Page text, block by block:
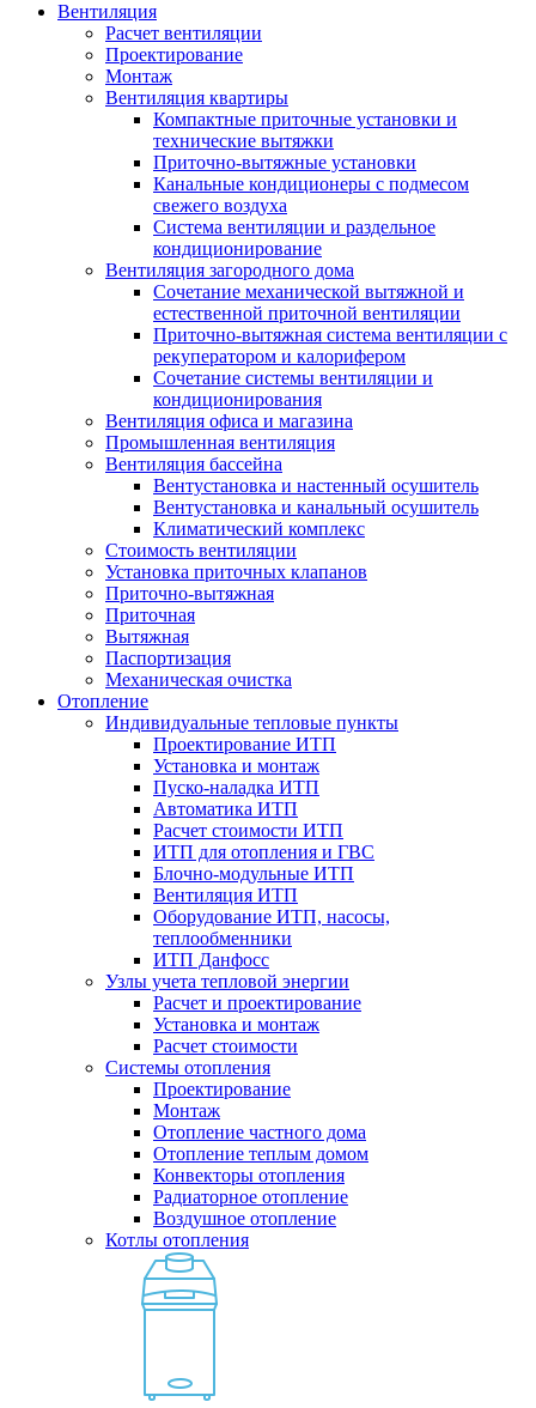
Вентиляция
Расчет вентиляции
Проектирование
Монтаж
Вентиляция квартиры
Компактные приточные установки и
технические вытяжки
Приточно-вытяжные установки
Канальные кондиционеры с подмесом
свежего воздуха
Cистема вентиляции и раздельное
кондиционирование
Вентиляция загородного дома
Сочетание механической вытяжной и
естественной приточной вентиляции
Приточно-вытяжная система вентиляции с
рекуператором и калорифером
Сочетание системы вентиляции и
кондиционирования
Вентиляция офиса и магазина
Промышленная вентиляция
Вентиляция бассейна
Вентустановка и настенный осушитель
Вентустановка и канальный осушитель
Климатический комплекс
Стоимость вентиляции
Установка приточных клапанов
Приточно-вытяжная
Приточная
Вытяжная
Паспортизация
Механическая очистка
Отопление
Индивидуальные тепловые пункты
Проектирование ИТП
Установка и монтаж
Пуско-наладка ИТП
Автоматика ИТП
Расчет стоимости ИТП
ИТП для отопления и ГВС
Блочно-модульные ИТП
Вентиляция ИТП
Оборудование ИТП, насосы,
теплообменники
ИТП Данфосс
Узлы учета тепловой энергии
Расчет и проектирование
Установка и монтаж
Расчет стоимости
Системы отопления
Проектирование
Монтаж
Отопление частного дома
Отопление теплым домом
Конвекторы отопления
Радиаторное отопление
Воздушное отопление
Котлы отопления